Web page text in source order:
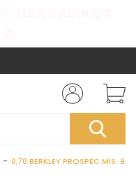
0,70 BERKLEY PROSPEC MİS.